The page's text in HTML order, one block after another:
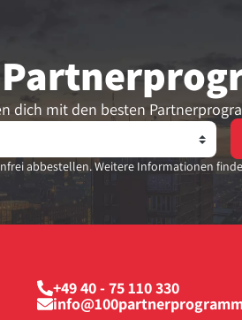
dich mit den besten
abbestellen. Weitere Informationen
+49 40 - 75 110 330